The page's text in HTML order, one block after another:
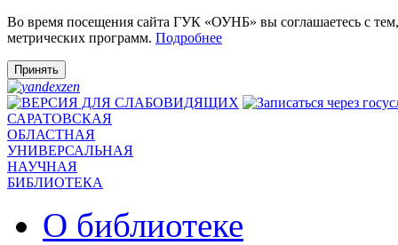
Во время посещения сайта ГУК «ОУНБ» вы соглашаетесь с
метрических программ. Подробнее
Принять
САРАТОВСКАЯ
ОБЛАСТНАЯ
УНИВЕРСАЛЬНАЯ
НАУЧНАЯ
БИБЛИОТЕКА
О библиотеке